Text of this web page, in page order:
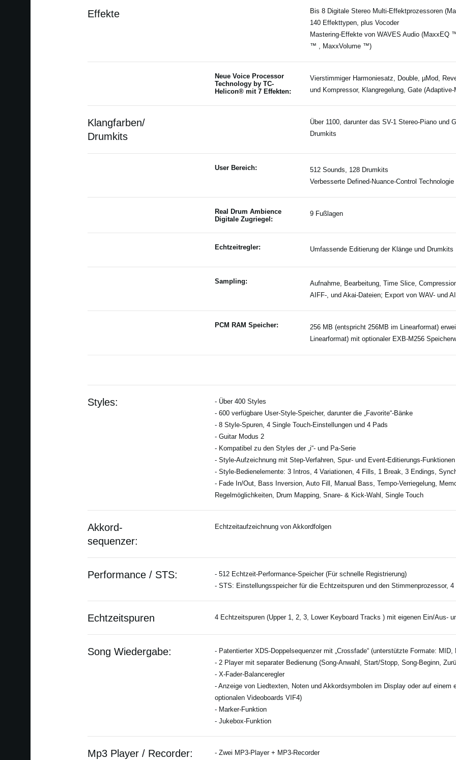
Effekte
Bis 8 Digitale Stereo Multi-Effektprozessoren
140 Effekttypen, plus Vocoder
Mastering-Effekte von WAVES Audio
™ , MaxxVolume ™)
Neue Voice Processor
Technology by TC-
Helicon® mit 7 Effekten:
Vierstimmiger Harmoniesatz, Double, µMod,
und Kompressor, Klangregelung, Gate
Klangfarben/
Drumkits
Über 1100, darunter das SV-1 Stereo-Piano und
Drumkits
User Bereich:
512 Sounds, 128 Drumkits
Verbesserte Defined-Nuance-Control
Real Drum Ambience
Digitale Zugriegel:
9 Fußlagen
Echtzeitregler: Umfassende Editierung der Klänge und Drumkits
Sampling:
Aufnahme, Bearbeitung, Time Slice,
AIFF-, und Akai-Dateien; Export von WAV- und
PCM RAM Speicher:
256 MB (entspricht 256MB im Linearformat)
Linearformat) mit optionaler EXB-M256
Styles:
- Über 400 Styles
- 600 verfügbare User-Style-Speicher, darunter die „Favorite“-Bänke
- 8 Style-Spuren, 4 Single Touch-Einstellungen und 4 Pads
- Guitar Modus 2
- Kompatibel zu den Styles der „i“- und Pa-Serie
- Style-Aufzeichnung mit Step-Verfahren, Spur- und Event-Editierungs-Funktionen
- Style-Bedienelemente: 3 Intros, 4 Variationen, 4 Fills, 1 Break, 3 Endings,
- Fade In/Out, Bass Inversion, Auto Fill, Manual Bass, Tempo-Verriegelung,
Regelmöglichkeiten, Drum Mapping, Snare- & Kick-Wahl, Single Touch
Akkord-
sequenzer:
Echtzeitaufzeichnung von Akkordfolgen
Performance / STS:
- 512 Echtzeit-Performance-Speicher (Für schnelle Registrierung)
- STS: Einstellungsspeicher für die Echtzeitspuren und den Stimmenprozessor,
Echtzeitspuren 4 Echtzeitspuren (Upper 1, 2, 3, Lower Keyboard Tracks ) mit eigenen Ein/Aus-
Song Wiedergabe:
- Patentierter XDS-Doppelsequenzer mit „Crossfade“ (unterstützte Formate:
- 2 Player mit separater Bedienung (Song-Anwahl, Start/Stopp, Song-Beginn,
- X-Fader-Balanceregler
- Anzeige von Liedtexten, Noten und Akkordsymbolen im Display oder auf einem
optionalen Videoboards VIF4)
- Marker-Funktion
- Jukebox-Funktion
Mp3 Player / Recorder:
- Zwei MP3-Player + MP3-Recorder